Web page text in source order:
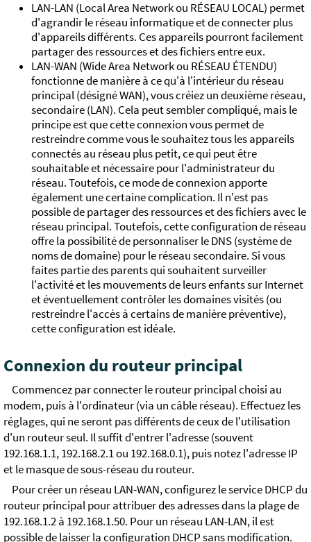
LAN-LAN (Local Area Network ou RÉSEAU LOCAL) permet
d'agrandir le réseau informatique et de connecter plus
d'appareils différents. Ces appareils pourront facilement
partager des ressources et des fichiers entre eux.
LAN-WAN (Wide Area Network ou RÉSEAU ÉTENDU)
fonctionne de manière à ce qu'à l'intérieur du réseau
principal (désigné WAN), vous créiez un deuxième réseau,
secondaire (LAN). Cela peut sembler compliqué, mais le
principe est que cette connexion vous permet de
restreindre comme vous le souhaitez tous les appareils
connectés au réseau plus petit, ce qui peut être
souhaitable et nécessaire pour l'administrateur du
réseau. Toutefois, ce mode de connexion apporte
également une certaine complication. Il n'est pas
possible de partager des ressources et des fichiers avec le
réseau principal. Toutefois, cette configuration de réseau
offre la possibilité de personnaliser le DNS (système de
noms de domaine) pour le réseau secondaire. Si vous
faites partie des parents qui souhaitent surveiller
l'activité et les mouvements de leurs enfants sur Internet
et éventuellement contrôler les domaines visités (ou
restreindre l'accès à certains de manière préventive),
cette configuration est idéale.
Connexion du routeur principal
Commencez par connecter le routeur principal choisi au
modem, puis à l'ordinateur (via un câble réseau). Effectuez les
réglages, qui ne seront pas différents de ceux de l'utilisation
d'un routeur seul. Il suffit d'entrer l'adresse (souvent
192.168.1.1, 192.168.2.1 ou 192.168.0.1), puis notez l'adresse IP
et le masque de sous-réseau du routeur.
Pour créer un réseau LAN-WAN, configurez le service DHCP du
routeur principal pour attribuer des adresses dans la plage de
192.168.1.2 à 192.168.1.50. Pour un réseau LAN-LAN, il est
possible de laisser la configuration DHCP sans modification.